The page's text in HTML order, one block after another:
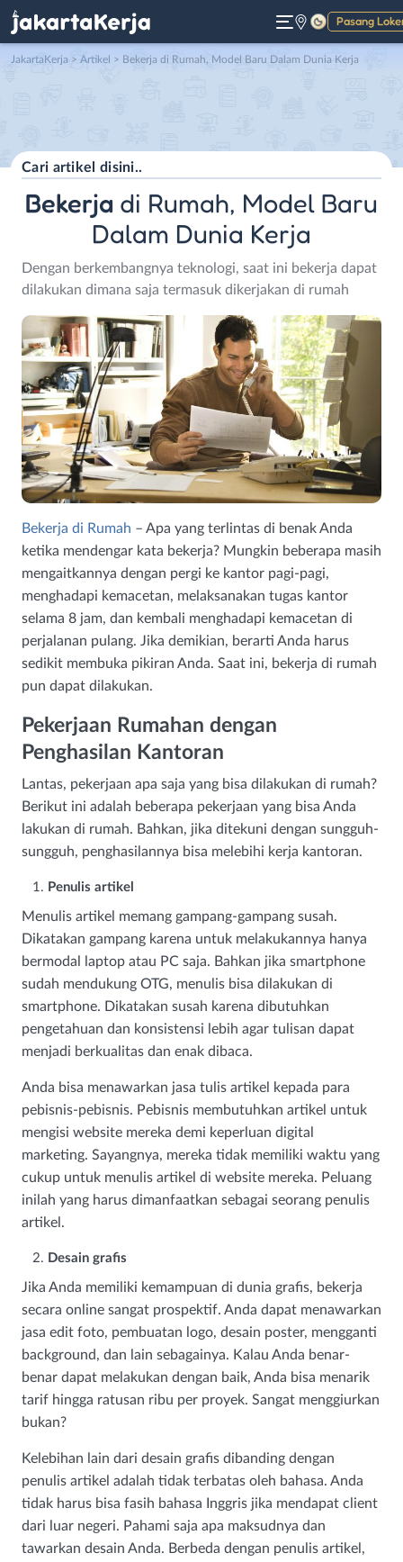
Pasang
Gelap
JakartaKerja > Artikel > Bekerja di Rumah, Model Baru Dalam Dunia Kerja
Bekerja di Rumah, Model Baru
Dalam Dunia Kerja
Dengan berkembangnya teknologi, saat ini bekerja dapat
dilakukan dimana saja termasuk dikerjakan di rumah
Bekerja di Rumah – Apa yang terlintas di benak Anda
ketika mendengar kata bekerja? Mungkin beberapa masih
mengaitkannya dengan pergi ke kantor pagi-pagi,
menghadapi kemacetan, melaksanakan tugas kantor
selama 8 jam, dan kembali menghadapi kemacetan di
perjalanan pulang. Jika demikian, berarti Anda harus
sedikit membuka pikiran Anda. Saat ini, bekerja di rumah
pun dapat dilakukan.
Pekerjaan Rumahan dengan
Penghasilan Kantoran
Lantas, pekerjaan apa saja yang bisa dilakukan di rumah?
Berikut ini adalah beberapa pekerjaan yang bisa Anda
lakukan di rumah. Bahkan, jika ditekuni dengan sungguh-
sungguh, penghasilannya bisa melebihi kerja kantoran.
Penulis artikel
Menulis artikel memang gampang-gampang susah.
Dikatakan gampang karena untuk melakukannya hanya
bermodal laptop atau PC saja. Bahkan jika smartphone
sudah mendukung OTG, menulis bisa dilakukan di
smartphone. Dikatakan susah karena dibutuhkan
pengetahuan dan konsistensi lebih agar tulisan dapat
menjadi berkualitas dan enak dibaca.
Anda bisa menawarkan jasa tulis artikel kepada para
pebisnis-pebisnis. Pebisnis membutuhkan artikel untuk
mengisi website mereka demi keperluan digital
marketing. Sayangnya, mereka tidak memiliki waktu yang
cukup untuk menulis artikel di website mereka. Peluang
inilah yang harus dimanfaatkan sebagai seorang penulis
artikel.
Desain grafis
Jika Anda memiliki kemampuan di dunia grafis, bekerja
secara online sangat prospektif. Anda dapat menawarkan
jasa edit foto, pembuatan logo, desain poster, mengganti
background, dan lain sebagainya. Kalau Anda benar-
benar dapat melakukan dengan baik, Anda bisa menarik
tarif hingga ratusan ribu per proyek. Sangat menggiurkan
bukan?
Kelebihan lain dari desain grafis dibanding dengan
penulis artikel adalah tidak terbatas oleh bahasa. Anda
tidak harus bisa fasih bahasa Inggris jika mendapat client
dari luar negeri. Pahami saja apa maksudnya dan
tawarkan desain Anda. Berbeda dengan penulis artikel,